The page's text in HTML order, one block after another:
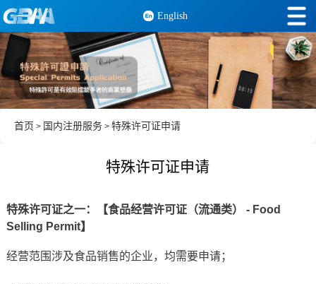
English
首页 > 国内注册服务 > 特殊许可证申请
特殊许可证申请
特殊许可证之一：【食品经营许可证（流通类） - Food
Selling Permit】
经营范围涉及食品销售的企业，均需要申请；